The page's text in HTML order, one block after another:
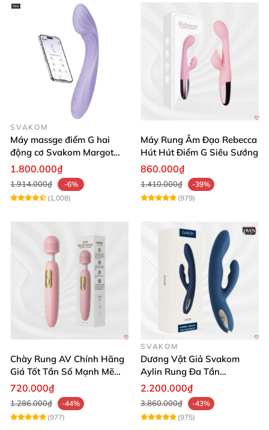
SVAKOM
Máy massge điểm G hai
động cơ Svakom Margot
điều khiển qua app
1.800.000₫
1.914.000₫
-6%
(1,008)
Máy Rung Âm Đạo Rebecca
Hút Hút Điểm G Siêu Sướng
860.000₫
1.410.000₫
-39%
(979)
Chày Rung AV Chính Hãng
Giá Tốt Tần Số Mạnh Mẽ
Siêu Bền
720.000₫
1.286.000₫
-44%
(977)
SVAKOM
Dương Vật Giả Svakom
Aylin Rung Đa Tần
Massage Sung Sướng
2.200.000₫
3.860.000₫
-43%
(975)